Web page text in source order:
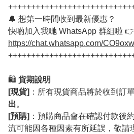
🔔 想第一時間收到最新優惠？
快啲加入我哋 WhatsApp 群組啦 👉
https://chat.whatsapp.com/
🛍️ 貨期說明
[現貨] ：所有現貨商品將於收到訂
出。
[預購] ：預購商品會在確認付款後約
流可能因各種因素有所延誤，敬請